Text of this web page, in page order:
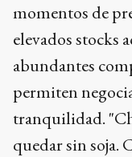
momentos de
elevados stocks
abundantes
permiten
tranquilidad.
quedar sin soja.